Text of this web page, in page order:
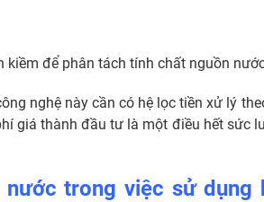
kiềm để phân tách tính chất nguồn
nghệ này cần có hệ lọc tiền xử lý
giá thành đầu tư là một điều hết sức
trong việc sử dụng